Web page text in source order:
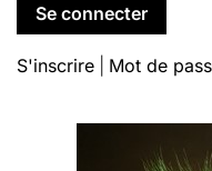
S'inscrire Mot de